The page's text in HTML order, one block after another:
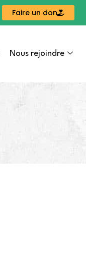
Faire un don
Nous rejoindre